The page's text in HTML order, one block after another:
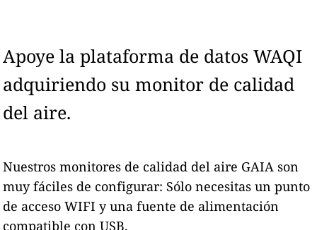
Apoye la plataforma de datos WAQI
adquiriendo su monitor de calidad
del aire.
Nuestros monitores de calidad del aire GAIA son
muy fáciles de configurar: Sólo necesitas un punto
de acceso WIFI y una fuente de alimentación
compatible con USB.